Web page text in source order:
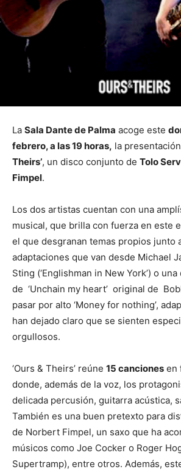
La Sala Dante de Palma acoge este
febrero, a las 19 horas, la
Theirs’, un disco conjunto de Tolo
Fimpel.
Los dos artistas cuentan con una
musical, que brilla con fuerza en este
el que desgranan temas propios junto
adaptaciones que van desde Michael
Sting (‘Englishman in New York’) o
de ‘Unchain my heart’ original de
pasar por alto ‘Money for nothing’,
han dejado claro que se sienten
orgullosos.
‘Ours & Theirs’ reúne 15 canciones en
donde, además de la voz, los
delicada percusión, guitarra acústica,
También es una buen pretexto para
de Norbert Fimpel, un saxo que ha
músicos como Joe Cocker o Roger
Supertramp), entre otros. Además,